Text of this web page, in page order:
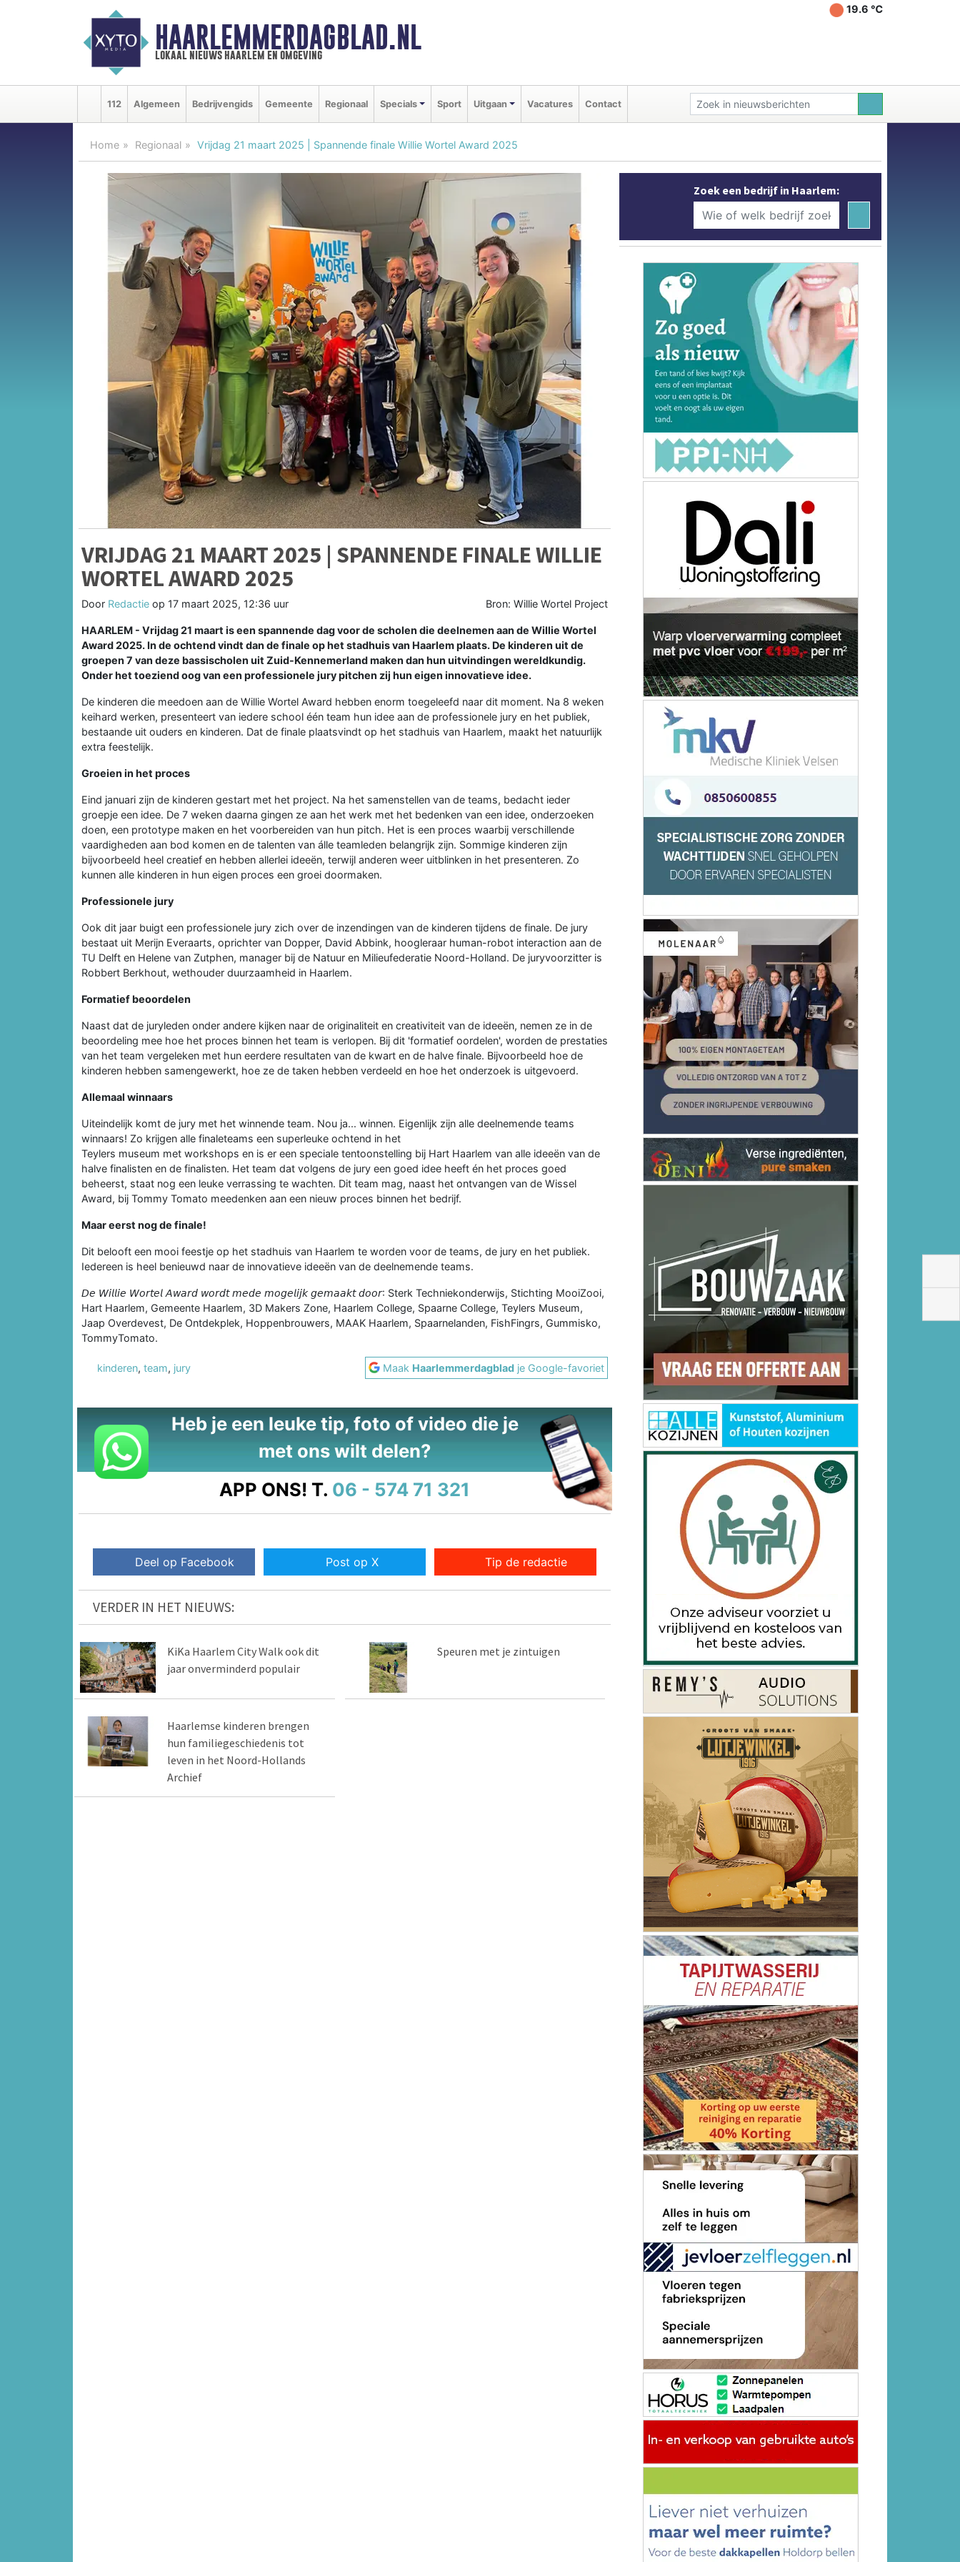
HAARLEMMERDAGBLAD.NL
lokaal nieuws haarlem en omgeving
19.6 ℃
112 Algemeen Bedrijvengids Gemeente Regionaal Specials Sport Uitgaan Vacatures Contact
Home Regionaal Vrijdag 21 maart 2025 | Spannende finale Willie Wortel Award 2025
VRIJDAG 21 MAART 2025 | SPANNENDE FINALE WILLIE
WORTEL AWARD 2025
Door Redactie op 17 maart 2025, 12:36 uur Bron: Willie Wortel Project
HAARLEM - Vrijdag 21 maart is een spannende dag voor de scholen die deelnemen aan de Willie Wortel
Award 2025. In de ochtend vindt dan de finale op het stadhuis van Haarlem plaats. De kinderen uit de
groepen 7 van deze bassischolen uit Zuid-Kennemerland maken dan hun uitvindingen wereldkundig.
Onder het toeziend oog van een professionele jury pitchen zij hun eigen innovatieve idee.
De kinderen die meedoen aan de Willie Wortel Award hebben enorm toegeleefd naar dit moment. Na 8 weken
keihard werken, presenteert van iedere school één team hun idee aan de professionele jury en het publiek,
bestaande uit ouders en kinderen. Dat de finale plaatsvindt op het stadhuis van Haarlem, maakt het natuurlijk
extra feestelijk.
Groeien in het proces
Eind januari zijn de kinderen gestart met het project. Na het samenstellen van de teams, bedacht ieder
groepje een idee. De 7 weken daarna gingen ze aan het werk met het bedenken van een idee, onderzoeken
doen, een prototype maken en het voorbereiden van hun pitch. Het is een proces waarbij verschillende
vaardigheden aan bod komen en de talenten van álle teamleden belangrijk zijn. Sommige kinderen zijn
bijvoorbeeld heel creatief en hebben allerlei ideeën, terwijl anderen weer uitblinken in het presenteren. Zo
kunnen alle kinderen in hun eigen proces een groei doormaken.
Professionele jury
Ook dit jaar buigt een professionele jury zich over de inzendingen van de kinderen tijdens de finale. De jury
bestaat uit Merijn Everaarts, oprichter van Dopper, David Abbink, hoogleraar human-robot interaction aan de
TU Delft en Helene van Zutphen, manager bij de Natuur en Milieufederatie Noord-Holland. De juryvoorzitter is
Robbert Berkhout, wethouder duurzaamheid in Haarlem.
Formatief beoordelen
Naast dat de juryleden onder andere kijken naar de originaliteit en creativiteit van de ideeën, nemen ze in de
beoordeling mee hoe het proces binnen het team is verlopen. Bij dit 'formatief oordelen', worden de prestaties
van het team vergeleken met hun eerdere resultaten van de kwart en de halve finale. Bijvoorbeeld hoe de
kinderen hebben samengewerkt, hoe ze de taken hebben verdeeld en hoe het onderzoek is uitgevoerd.
Allemaal winnaars
Uiteindelijk komt de jury met het winnende team. Nou ja... winnen. Eigenlijk zijn alle deelnemende teams
winnaars! Zo krijgen alle finaleteams een superleuke ochtend in het
Teylers museum met workshops en is er een speciale tentoonstelling bij Hart Haarlem van alle ideeën van de
halve finalisten en de finalisten. Het team dat volgens de jury een goed idee heeft én het proces goed
beheerst, staat nog een leuke verrassing te wachten. Dit team mag, naast het ontvangen van de Wissel
Award, bij Tommy Tomato meedenken aan een nieuw proces binnen het bedrijf.
Maar eerst nog de finale!
Dit belooft een mooi feestje op het stadhuis van Haarlem te worden voor de teams, de jury en het publiek.
Iedereen is heel benieuwd naar de innovatieve ideeën van de deelnemende teams.
𝘋𝘦 𝘞𝘪𝘭𝘭𝘪𝘦 𝘞𝘰𝘳𝘵𝘦𝘭 𝘈𝘸𝘢𝘳𝘥 𝘸𝘰𝘳𝘥𝘵 𝘮𝘦𝘥𝘦 𝘮𝘰𝘨𝘦𝘭𝘪𝘫𝘬 𝘨𝘦𝘮𝘢𝘢𝘬𝘵 𝘥𝘰𝘰𝘳: Sterk Techniekonderwijs, Stichting MooiZooi,
Hart Haarlem, Gemeente Haarlem, 3D Makers Zone, Haarlem College, Spaarne College, Teylers Museum,
Jaap Overdevest, De Ontdekplek, Hoppenbrouwers, MAAK Haarlem, Spaarnelanden, FishFingrs, Gummisko,
TommyTomato.
kinderen, team, jury Maak Haarlemmerdagblad je Google-favoriet
Heb je een leuke tip, foto of video die je
met ons wilt delen?
APP ONS! T. 06 - 574 71 321
Deel op Facebook Post op X Tip de redactie
VERDER IN HET NIEUWS:
KiKa Haarlem City Walk ook dit
jaar onverminderd populair
Speuren met je zintuigen
Haarlemse kinderen brengen
hun familiegeschiedenis tot
leven in het Noord-Hollands
Archief
Zoek een bedrijf in Haarlem: